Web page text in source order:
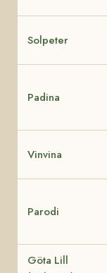
Solpeter
Padina
Vinvina
Parodi
Göta Lill